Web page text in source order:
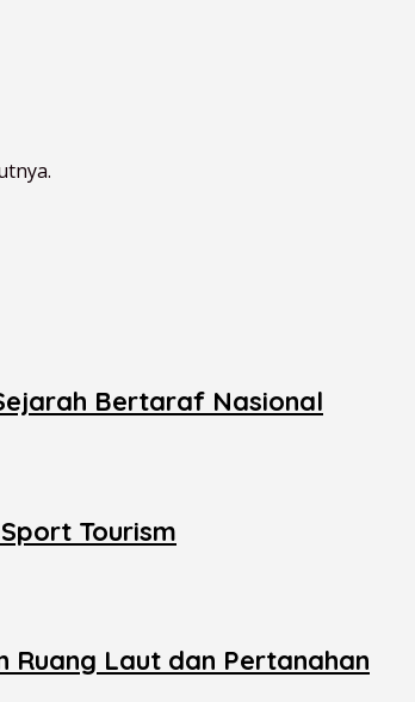
Bertaraf Nasional
Tourism
Ruang Laut dan Pertanahan